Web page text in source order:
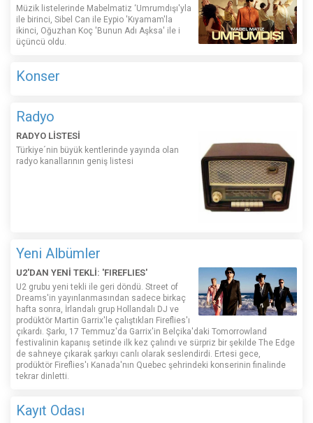
Müzik listelerinde Mabelmatiz ‘Umrumdışı'yla
ile birinci, Sibel Can ile Eypio 'Kıyamam'la
ikinci, Oğuzhan Koç 'Bunun Adı Aşksa' ile i
üçüncü oldu.
Konser
Radyo
RADYO LİSTESİ
Türkiye´nin büyük kentlerinde yayında olan
radyo kanallarının geniş listesi
Yeni Albümler
U2'DAN YENİ TEKLİ: 'FIREFLIES'
U2 grubu yeni tekli ile geri döndü. Street of
Dreams'in yayınlanmasından sadece birkaç
hafta sonra, İrlandalı grup Hollandalı DJ ve
prodüktör Martin Garrix'le çalıştıkları Fireflies'ı
çıkardı. Şarkı, 17 Temmuz'da Garrix'in Belçika'daki Tomorrowland
festivalinin kapanış setinde ilk kez çalındı ​​ve sürpriz bir şekilde The Edge
de sahneye çıkarak şarkıyı canlı olarak seslendirdi. Ertesi gece,
prodüktör Fireflies'ı Kanada'nın Quebec şehrindeki konserinin finalinde
tekrar dinletti.
Kayıt Odası